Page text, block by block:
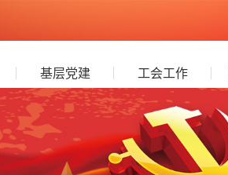
基层党建 工会工作